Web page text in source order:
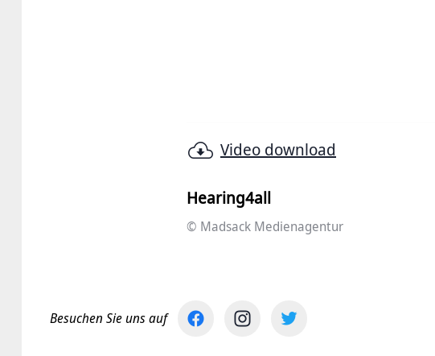
Video download
Hearing4all
© Madsack Medienagentur
Besuchen Sie uns auf